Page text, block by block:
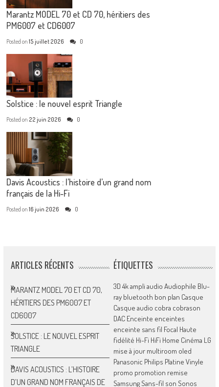
Marantz MODEL 70 et CD 70, héritiers des
PM6007 et CD6007
Posted on15 juillet 2026 0
Solstice : le nouvel esprit Triangle
Posted on 22 juin 2026 0
Davis Acoustics : l’histoire d’un grand nom
français de la Hi-Fi
Posted on16 juin 2026 0
ARTICLES RÉCENTS
MARANTZ MODEL 70 ET CD 70,
HÉRITIERS DES PM6007 ET
CD6007
SOLSTICE : LE NOUVEL ESPRIT
TRIANGLE
DAVIS ACOUSTICS : L’HISTOIRE
D’UN GRAND NOM FRANÇAIS DE
ÉTIQUETTES
3D 4kampli audio Audiophile Blu-
ray bluetooth bon plan Casque
Casque audio cobra cobrason
DAC Enceinte enceintes
enceinte sans fil Focal Haute
fidélité Hi-Fi HiFi Home Cinéma LG
mise à jour multiroom oled
Panasonic Philips Platine Vinyle
promo promotion remise
SamsungSans-fil son Sonos